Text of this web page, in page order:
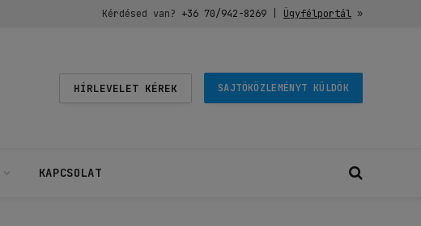
Kérdésed van? +36 70/942-8269| Ügyfélportál»
HÍRLEVELET KÉREK SAJTÓKÖZLEMÉNYT KÜLDÖK
KAPCSOLAT